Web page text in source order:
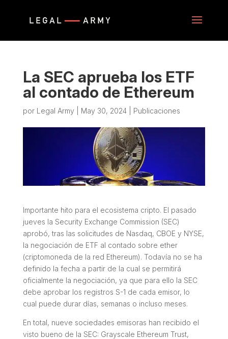
La SEC aprueba los ETF
al contado de Ethereum
por Legal Army May 30, 2024| Publicaciones
Importante hito para el ecosistema cripto. El pasado
jueves la Security Exchange Commission (SEC)
aprobó, tras las solicitudes de Nasdaq, CBOE y NYSE,
la negociación de ETF al contado sobre ether
(criptomoneda de la red Ethereum). Todavía no se ha
definido la fecha a partir de la cual se permitirá
oficialmente la negociación, ya que para ello la SEC
debe aprobar los registros S-1 de cada emisor, lo
cual puede durar días, semanas o incluso meses.
En total, nueve sociedades emisoras han recibido el
visto bueno de la SEC: Grayscale Ethereum Trust,